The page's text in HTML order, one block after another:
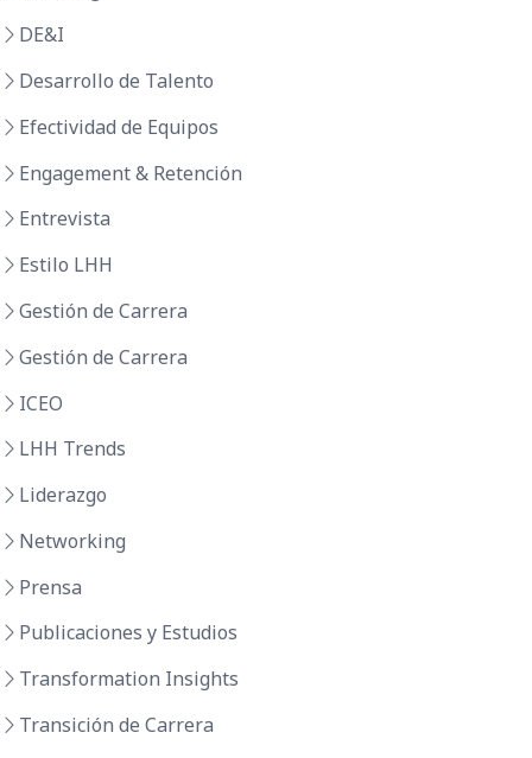
DE&I
Desarrollo de Talento
Efectividad de Equipos
Engagement & Retención
Entrevista
Estilo LHH
Gestión de Carrera
Gestión de Carrera
ICEO
LHH Trends
Liderazgo
Networking
Prensa
Publicaciones y Estudios
Transformation Insights
Transición de Carrera